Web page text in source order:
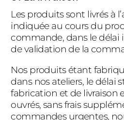
Les produits sont livrés à
indiquée au cours du
commande, dans le délai
de validation de la
Nos produits étant
dans nos ateliers, le délai
fabrication et de livraison
ouvrés, sans frais
commandes urgentes,